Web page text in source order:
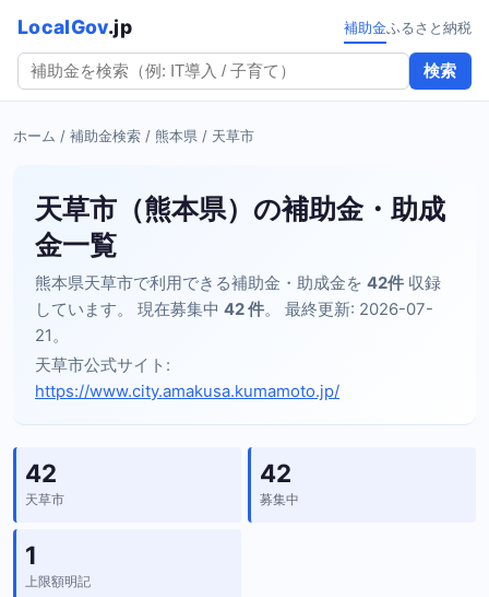
LocalGov.jp
検索
補助金ふるさと納税
ホーム / 補助金検索 / 熊本県 / 天草市
天草市（熊本県）の補助金・助成
金一覧
熊本県天草市で利用できる補助金・助成金を 42件 収録
しています。 現在募集中 42 件。 最終更新: 2026-07-
21。
天草市公式サイト:
https://www.city.amakusa.kumamoto.jp/
42
天草市
42
募集中
1
上限額明記